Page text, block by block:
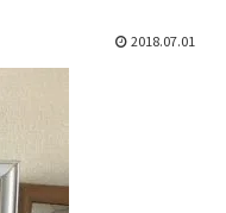
2018.07.01